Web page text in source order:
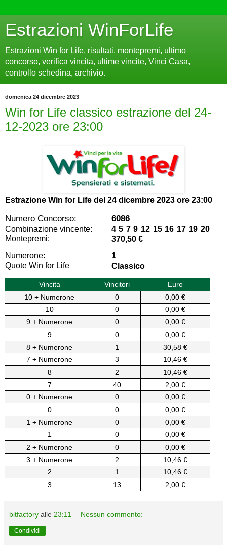
Estrazioni WinForLife
Estrazioni Win for Life, risultati, montepremi, ultimo
concorso, verifica vincita, ultime vincite, Vinci Casa,
controllo schedina, archivio.
domenica 24 dicembre 2023
Win for Life classico estrazione del 24-
12-2023 ore 23:00
Estrazione Win for Life del 24 dicembre 2023 ore 23:00
Numero Concorso: 6086
Combinazione vincente:
4 5 7 9 12 15 16 17 19 20
Montepremi:
370,50 €
Numerone:
1
Quote Win for Life
Classico
Vincita Vincitori
Euro
10 + Numerone
0
0,00 €
10
0
0,00 €
9 + Numerone
0
0,00 €
9
0
0,00 €
8 + Numerone
1
30,58 €
7 + Numerone
3
10,46 €
8
2
10,46 €
7
40
2,00 €
0 + Numerone
0
0,00 €
0
0
0,00 €
1 + Numerone
0
0,00 €
1
0
0,00 €
2 + Numerone
0
0,00 €
3 + Numerone
2
10,46 €
2
1
10,46 €
3
13 2,00 €
bitfactory alle 23:11 Nessun commento:
Condividi